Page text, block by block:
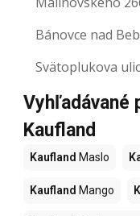
Bánovce nad
Svätoplukova
Vyhľadávané
Kaufland
Kaufland Maslo
Kaufland Mango